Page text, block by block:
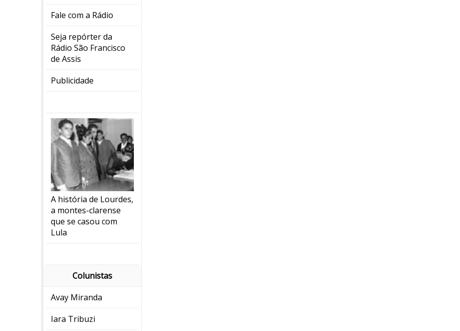
Fale com a Rádio
Seja repórter da
Rádio São Francisco
de Assis
Publicidade
A história de Lourdes,
a montes-clarense
que se casou com
Lula
Colunistas
Avay Miranda
Iara Tribuzi